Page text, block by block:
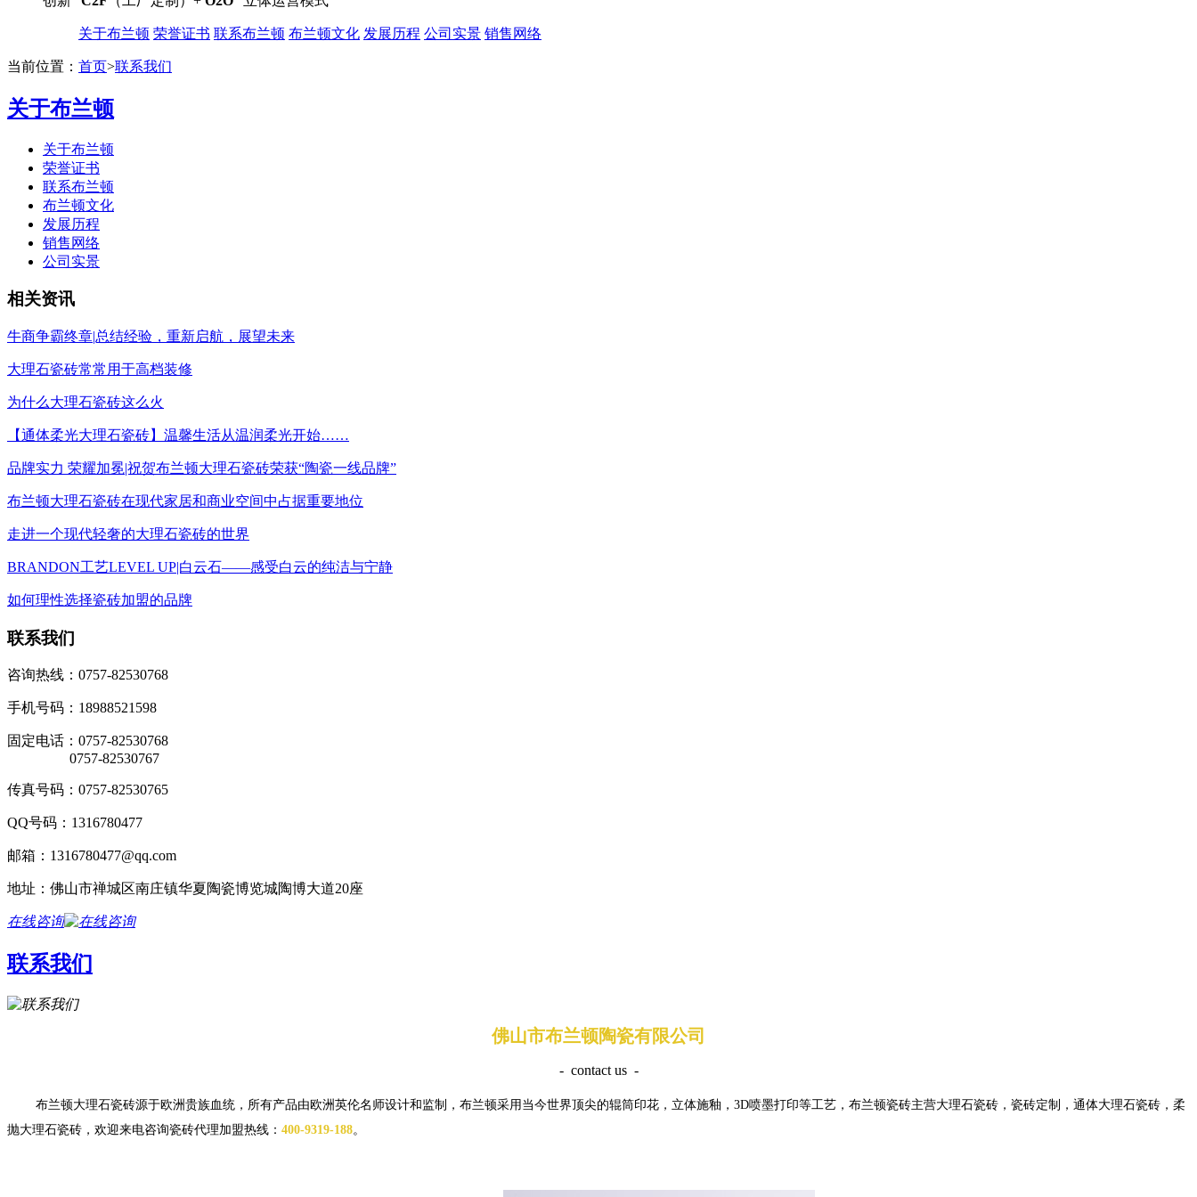
关于布兰顿 荣誉证书 联系布兰顿 布兰顿文化 发展历程 公司实景 销售网络
当前位置： 首页>联系我们
关于布兰顿
关于布兰顿
荣誉证书
联系布兰顿
布兰顿文化
发展历程
销售网络
公司实景
相关资讯
牛商争霸终章|总结经验，重新启航，展望未来
大理石瓷砖常常用于高档装修
为什么大理石瓷砖这么火
【通体柔光大理石瓷砖】温馨生活从温润柔光开始……
品牌实力 荣耀加冕|祝贺布兰顿大理石瓷砖荣获“陶瓷一线品牌”
布兰顿大理石瓷砖在现代家居和商业空间中占据重要地位
走进一个现代轻奢的大理石瓷砖的世界
BRANDON工艺LEVEL UP|白云石——感受白云的纯洁与宁静
如何理性选择瓷砖加盟的品牌
联系我们
咨询热线：0757-82530768
手机号码：18988521598
固定电话：0757-82530768
0757-82530767
传真号码：0757-82530765
QQ号码：1316780477
邮箱：1316780477@qq.com
地址：佛山市禅城区南庄镇华夏陶瓷博览城陶博大道20座
在线咨询
联系我们
佛山市布兰顿陶瓷有限公司
- contact us -
布兰顿大理石瓷砖源于欧洲贵族血统，所有产品由欧洲英伦名师设计和监制，布兰顿采用当今世界顶尖的辊筒印花，立体施釉，3D喷墨打印等工艺，布兰顿瓷砖主营大理石瓷砖，瓷砖定制，通体大理石瓷砖，柔
抛大理石瓷砖，欢迎来电咨询瓷砖代理加盟热线： 400-9319-188。